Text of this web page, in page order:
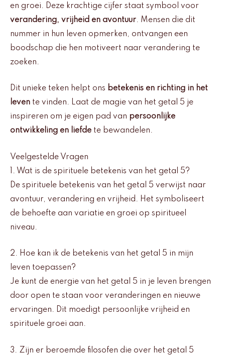
en groei. Deze krachtige cijfer staat symbool voor
verandering, vrijheid en avontuur. Mensen die dit
nummer in hun leven opmerken, ontvangen een
boodschap die hen motiveert naar verandering te
zoeken.
Dit unieke teken helpt ons betekenis en richting in het
leven te vinden. Laat de magie van het getal 5 je
inspireren om je eigen pad van persoonlijke
ontwikkeling en liefde te bewandelen.
Veelgestelde Vragen
1. Wat is de spirituele betekenis van het getal 5?
De spirituele betekenis van het getal 5 verwijst naar
avontuur, verandering en vrijheid. Het symboliseert
de behoefte aan variatie en groei op spiritueel
niveau.
2. Hoe kan ik de betekenis van het getal 5 in mijn
leven toepassen?
Je kunt de energie van het getal 5 in je leven brengen
door open te staan voor veranderingen en nieuwe
ervaringen. Dit moedigt persoonlijke vrijheid en
spirituele groei aan.
3. Zijn er beroemde filosofen die over het getal 5